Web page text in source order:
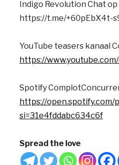
Indigo Revolution Chat op
https://t.me/+60pEbX4t-
YouTube teasers kanaal
https://
Spotify
https://open.spotify.com/
si=31e4fddabc634c6f
Spread the love